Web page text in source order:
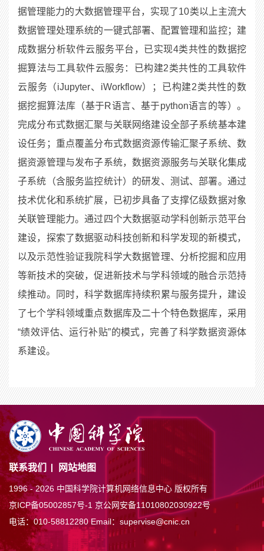
据管理能力的大数据管理平台，实现了10类以上主流大
数据管理处理系统的一键式部署、配置管理和监控；建
成数据分析软件云服务平台，已实现4类共性的数据挖
掘算法与工具软件云服务：已构建2类共性的工具软件
云服务（iJupyter、iWorkflow）；已构建2类共性的数
据挖掘算法库（基于R语言、基于python语言的等）。
完成分布式数据汇聚与关联网络建设全部子系统基本建
设任务；重点覆盖分布式数据资源传输汇聚子系统、数
据资源管理与发布子系统，数据资源服务与关联化集成
子系统（含服务监控统计）的研发、测试、部署。通过
技术优化和系统扩展，已初步具备了支撑亿级数据对象
关联管理能力。通过四个大数据驱动学科创新示范平台
建设，探索了数据驱动科技创新和科学发现的新模式，
以及示范性验证我院科学大数据管理、分析挖掘和应用
等新技术的突破，促进新技术与学科领域的融合示范持
续推动。同时，科学数据库持续积累与服务提升，建设
了七个学科领域重点数据库及二十个特色数据库，采用
“绩效评估、运行补贴”的模式，完善了科学数据资源体
系建设。
联系我们 网站地图
1996 -2026 中国科学院计算机网络信息中心 版权所有
京ICP备05002857号-1 京公网安备11010802030922号
电话：010-58812280 Email：supervise@cnic.cn